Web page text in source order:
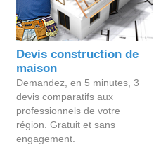
Devis construction de
maison
Demandez, en 5 minutes, 3
devis comparatifs aux
professionnels de votre
région. Gratuit et sans
engagement.